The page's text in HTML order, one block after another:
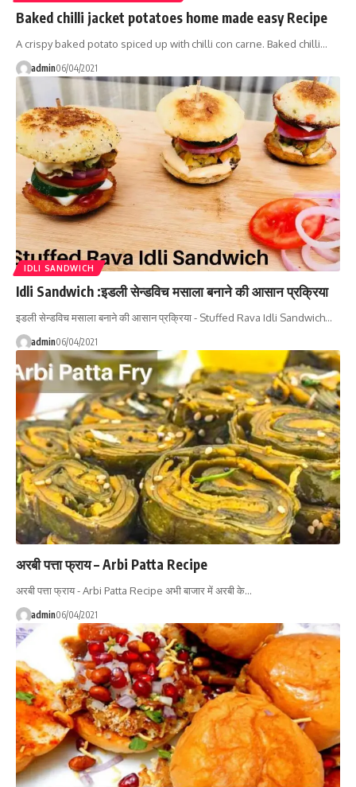
Baked chilli jacket potatoes home made easy Recipe
A crispy baked potato spiced up with chilli con carne. Baked chilli…
admin06/04/2021
IDLI SANDWICH
Idli Sandwich :इडली सेन्डविच मसाला बनाने की आसान प्रक्रिया
इडली सेन्डविच मसाला बनाने की आसान प्रक्रिया - Stuffed Rava Idli Sandwich…
admin06/04/2021
अरबी पत्ता फ्राय – Arbi Patta Recipe
अरबी पत्ता फ्राय - Arbi Patta Recipe अभी बाजार में अरबी के…
admin06/04/2021